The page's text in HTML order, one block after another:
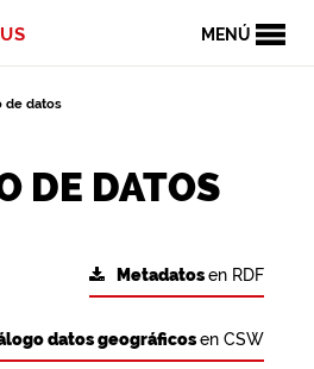
MENÚ
de datos
DE DATOS
Metadatosen RDF
datos geográficosen CSW